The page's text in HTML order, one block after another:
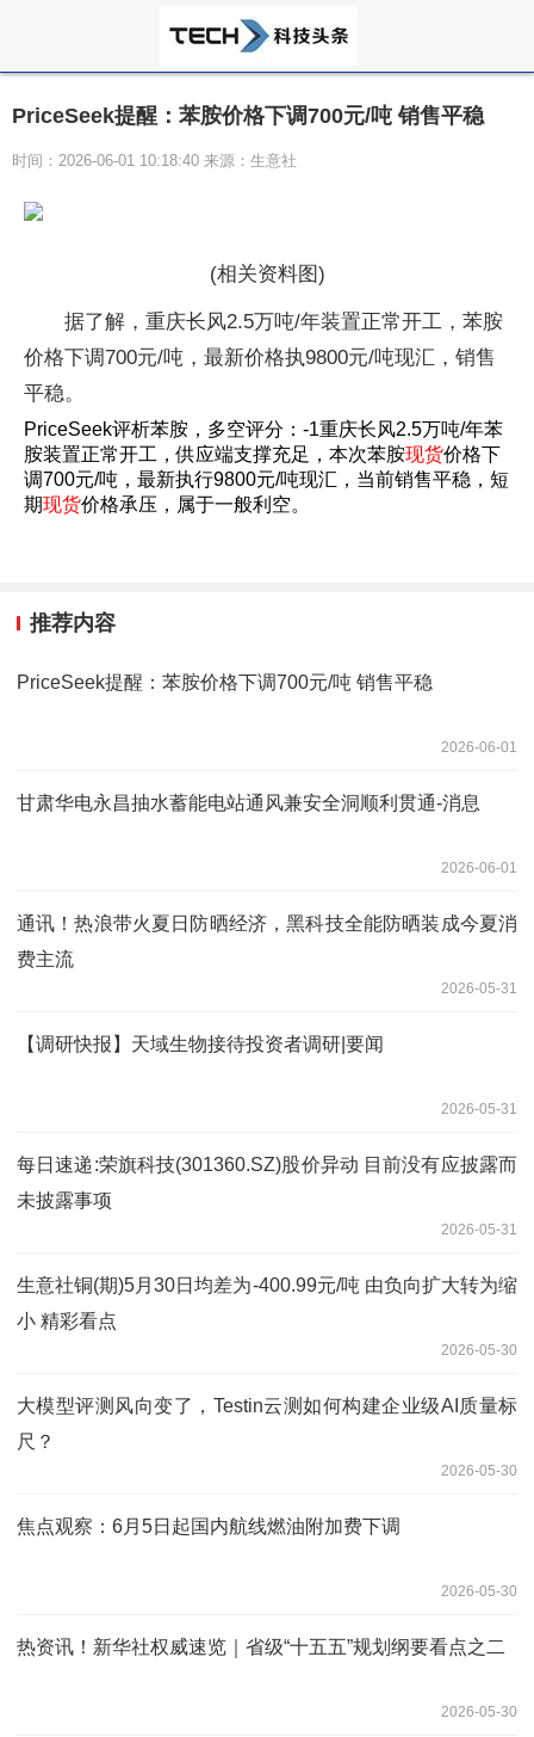
PriceSeek提醒：苯胺价格下调700元/吨 销售平稳
时间：2026-06-01 10:18:40 来源：生意社
(相关资料图)
据了解，重庆长风2.5万吨/年装置正常开工，苯胺
价格下调700元/吨，最新价格执9800元/吨现汇，销售
平稳。
PriceSeek评析苯胺，多空评分：-1重庆长风2.5万吨/年苯
胺装置正常开工，供应端支撑充足，本次苯胺现货价格下
调700元/吨，最新执行9800元/吨现汇，当前销售平稳，短
期现货价格承压，属于一般利空。
推荐内容
PriceSeek提醒：苯胺价格下调700元/吨 销售平稳
2026-06-01
甘肃华电永昌抽水蓄能电站通风兼安全洞顺利贯通-消息
2026-06-01
通讯！热浪带火夏日防晒经济，黑科技全能防晒装成今夏消
费主流
2026-05-31
【调研快报】天域生物接待投资者调研|要闻
2026-05-31
每日速递:荣旗科技(301360.SZ)股价异动 目前没有应披露而
未披露事项
2026-05-31
生意社铜(期)5月30日均差为-400.99元/吨 由负向扩大转为缩
小 精彩看点
2026-05-30
大模型评测风向变了，Testin云测如何构建企业级AI质量标
尺？
2026-05-30
焦点观察：6月5日起国内航线燃油附加费下调
2026-05-30
热资讯！新华社权威速览｜省级“十五五”规划纲要看点之二
2026-05-30